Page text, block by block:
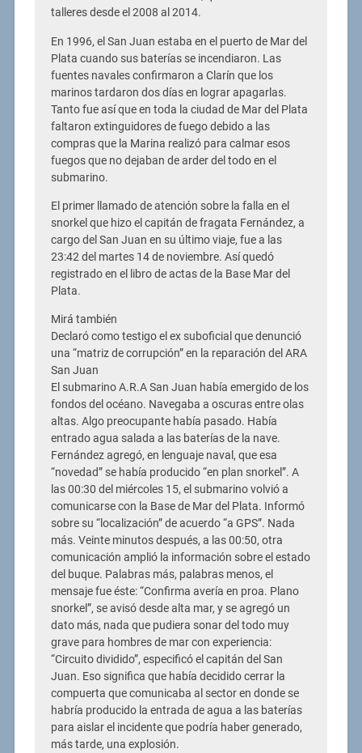
talleres desde el 2008 al 2014.
En 1996, el San Juan estaba en el puerto de Mar del
Plata cuando sus baterías se incendiaron. Las
fuentes navales confirmaron a Clarín que los
marinos tardaron dos días en lograr apagarlas.
Tanto fue así que en toda la ciudad de Mar del Plata
faltaron extinguidores de fuego debido a las
compras que la Marina realizó para calmar esos
fuegos que no dejaban de arder del todo en el
submarino.
El primer llamado de atención sobre la falla en el
snorkel que hizo el capitán de fragata Fernández, a
cargo del San Juan en su último viaje, fue a las
23:42 del martes 14 de noviembre. Así quedó
registrado en el libro de actas de la Base Mar del
Plata.
Mirá también
Declaró como testigo el ex suboficial que denunció
una “matriz de corrupción” en la reparación del ARA
San Juan
El submarino A.R.A San Juan había emergido de los
fondos del océano. Navegaba a oscuras entre olas
altas. Algo preocupante había pasado. Había
entrado agua salada a las baterías de la nave.
Fernández agregó, en lenguaje naval, que esa
“novedad” se había producido “en plan snorkel”. A
las 00:30 del miércoles 15, el submarino volvió a
comunicarse con la Base de Mar del Plata. Informó
sobre su “localización” de acuerdo “a GPS”. Nada
más. Veinte minutos después, a las 00:50, otra
comunicación amplió la información sobre el estado
del buque. Palabras más, palabras menos, el
mensaje fue éste: “Confirma avería en proa. Plano
snorkel”, se avisó desde alta mar, y se agregó un
dato más, nada que pudiera sonar del todo muy
grave para hombres de mar con experiencia:
“Circuito dividido”, especificó el capitán del San
Juan. Eso significa que había decidido cerrar la
compuerta que comunicaba al sector en donde se
habría producido la entrada de agua a las baterías
para aislar el incidente que podría haber generado,
más tarde, una explosión.